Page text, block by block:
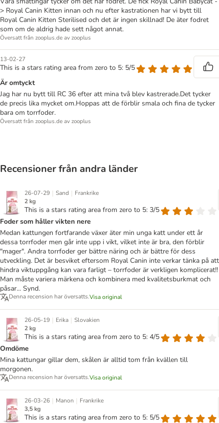
> Royal Canin Kitten innan och nu efter kastrationen har vi bytt till
Royal Canin Kitten Sterilised och det är ingen skillnad! De äter fodret
som om de aldrig hade sett något annat.
Översatt från zooplus.de av zooplus
13-02-27
This is a stars rating area from zero to 5: 5/5
Är omtyckt
Jag har nu bytt till RC 36 efter att mina två blev kastrerade.Det tycker
de precis lika mycket om.Hoppas att de förblir smala och fina de tycker
bara om torrfoder.
Översatt från zooplus.de av zooplus
Recensioner från andra länder
26-07-29 | Sand | Frankrike
2 kg
This is a stars rating area from zero to 5: 3/5
Foder som håller vikten nere
Medan kattungen fortfarande växer äter min unga katt under ett år
dessa torrfoder men går inte upp i vikt, vilket inte är bra, den förblir
"mager". Andra torrfoder ger bättre näring och är bättre för dess
utveckling. Det är besviket eftersom Royal Canin inte verkar tänka på att
hindra viktuppgång kan vara farligt – torrfoder är verkligen komplicerat!!
Man måste variera märkena och kombinera med kvalitetsburkmat och
påsar... Synd.
Denna recension har översatts.Visa original
26-05-19 | Erika | Slovakien
2 kg
This is a stars rating area from zero to 5: 4/5
Omdöme
Mina kattungar gillar dem, skålen är alltid tom från kvällen till
morgonen.
Denna recension har översatts.Visa original
26-03-26 | Manon | Frankrike
3,5 kg
This is a stars rating area from zero to 5: 5/5